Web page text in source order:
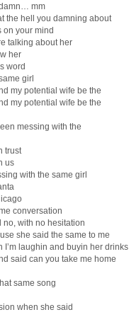
mm
the hell you damning about
on your mind
talking about her
her
word
girl
my potential wife be the
my potential wife be the
messing with the
trust
us
with the same girl
conversation
no, with no hesitation
she said the same to me
I’m laughin and buyin her drinks
said can you take me home
same song
when she said